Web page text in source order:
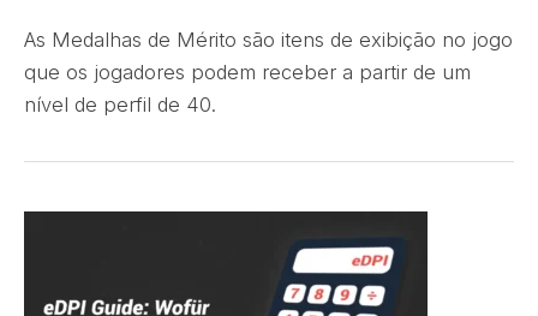
As Medalhas de Mérito são itens de exibição no jogo
que os jogadores podem receber a partir de um
nível de perfil de 40.